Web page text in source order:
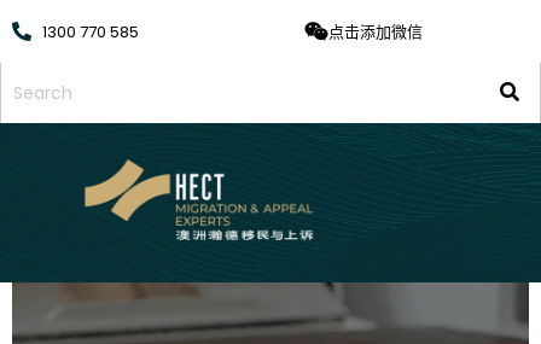
1300 770 585 点击添加微信